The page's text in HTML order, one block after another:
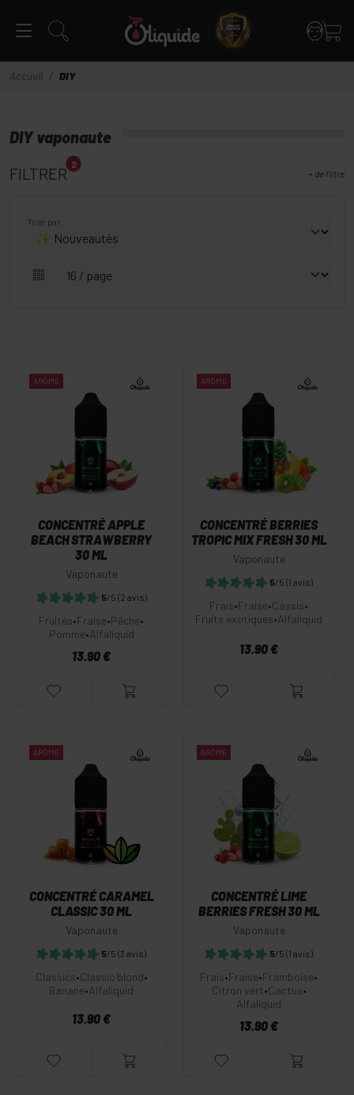
Accueil DIY
DIY vaponaute
FILTRER 2
+ de filtre
Trier par
ARÔME
CONCENTRÉ APPLE
BEACH STRAWBERRY
30 ML
Vaponaute
5/5 (2 avis)
Fruités•Fraise•Pêche•
Pomme•Alfaliquid
13.90 €
ARÔME
CONCENTRÉ BERRIES
TROPIC MIX FRESH 30 ML
Vaponaute
5/5 (1 avis)
Frais•Fraise•Cassis•
Fruits exotiques•Alfaliquid
13.90 €
ARÔME
CONCENTRÉ CARAMEL
CLASSIC 30 ML
Vaponaute
5/5 (3 avis)
Classics•Classic blond•
Banane•Alfaliquid
13.90 €
ARÔME
CONCENTRÉ LIME
BERRIES FRESH 30 ML
Vaponaute
5/5 (1 avis)
Frais•Fraise•Framboise•
Citron vert•Cactus•
Alfaliquid
13.90 €